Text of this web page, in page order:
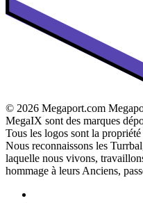
© 2026 Megaport.com
MegaIX sont des marques
Tous les logos sont la
Nous reconnaissons les
laquelle nous vivons,
hommage à leurs Anciens,